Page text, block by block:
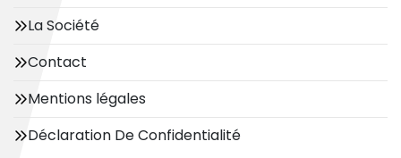
La Société
Contact
Mentions légales
Déclaration De Confidentialité